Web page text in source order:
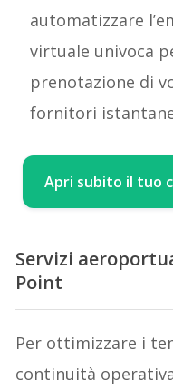
automatizzare
virtuale univoca
prenotazione di
fornitori
Apri subito il tuo
Servizi
Point
Per ottimizzare i
continuità